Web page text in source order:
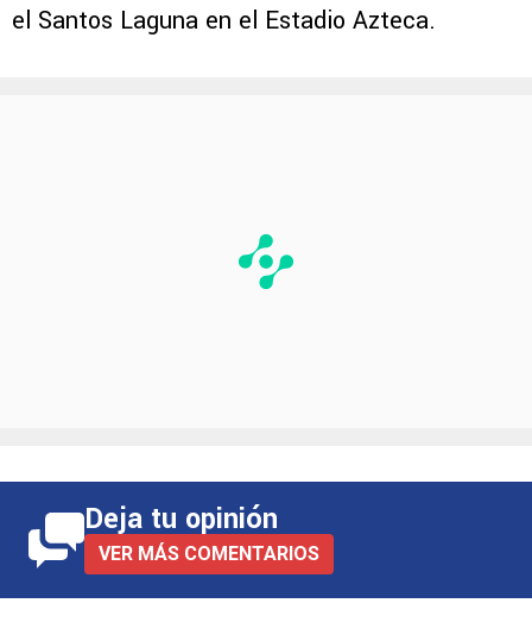
el Santos Laguna en el Estadio Azteca.
Deja tu opinión
VER MÁS COMENTARIOS